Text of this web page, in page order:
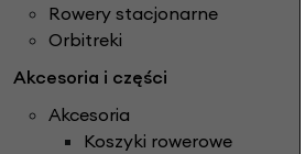
Rowery stacjonarne
Orbitreki
Akcesoria i części
Akcesoria
Koszyki rowerowe